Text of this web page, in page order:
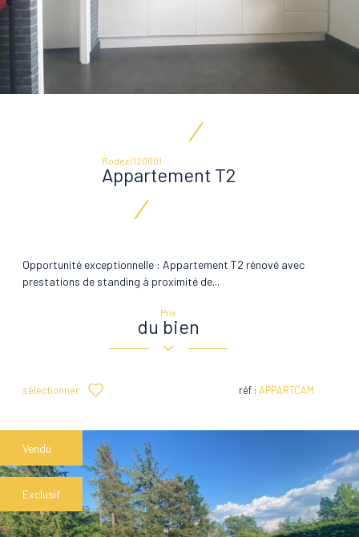
Rodez (12000)
Appartement T2
Opportunité exceptionnelle : Appartement T2 rénové avec
prestations de standing à proximité de...
Prix
du bien
sélectionner réf : APPARTCAM
Vendu
Exclusif